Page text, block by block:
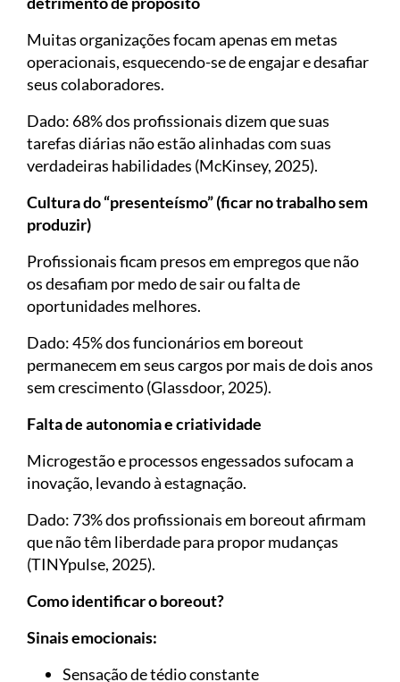
Muitas organizações focam apenas em metas
operacionais, esquecendo-se de engajar e desafiar
seus colaboradores.
Dado: 68% dos profissionais dizem que suas
tarefas diárias não estão alinhadas com suas
verdadeiras habilidades (McKinsey, 2025).
Cultura do “presenteísmo” (ficar no trabalho sem
produzir)
Profissionais ficam presos em empregos que não
os desafiam por medo de sair ou falta de
oportunidades melhores.
Dado: 45% dos funcionários em boreout
permanecem em seus cargos por mais de dois anos
sem crescimento (Glassdoor, 2025).
Falta de autonomia e criatividade
Microgestão e processos engessados sufocam a
inovação, levando à estagnação.
Dado: 73% dos profissionais em boreout afirmam
que não têm liberdade para propor mudanças
(TINYpulse, 2025).
Como identificar o boreout?
Sinais emocionais:
Sensação de tédio constante